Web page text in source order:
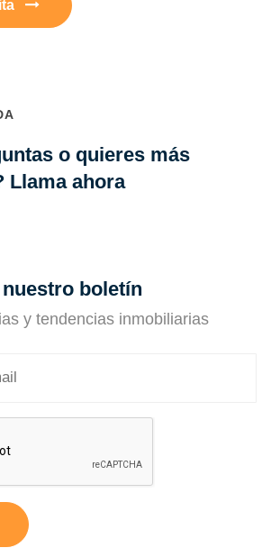
o quieres más
Llama ahora
boletín
y tendencias inmobiliarias